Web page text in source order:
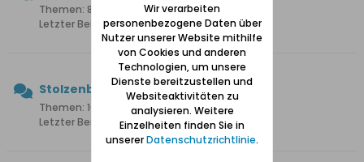
Themen: 85 Beiträge: 835
Letzter Beitrag:Wo ist die Franziskus Kirche?
Stolzenberg
Themen: 16 Beiträge: 252
Letzter Beitrag:
Danzig-Wonneberg
Wir verarbeiten
personenbezogene Daten über
Nutzer unserer Website mithilfe
von Cookies und anderen
Technologien, um unsere
Dienste bereitzustellen und
Websiteaktivitäten zu
analysieren. Weitere
Einzelheiten finden Sie in
unsererDatenschutzrichtlinie.